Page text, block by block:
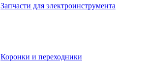
Запчасти для электроинструмента
Коронки и переходники